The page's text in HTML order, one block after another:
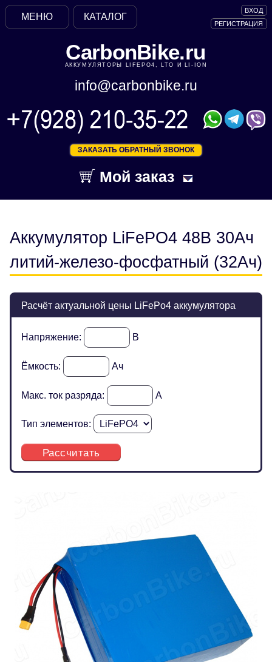
CarbonBike.ru
АККУМУЛЯТОРЫ LIFEPO4, LTO И LI-ION
info@carbonbike.ru
ЗАКАЗАТЬ ОБРАТНЫЙ ЗВОНОК
Мой заказ
ВХОД
РЕГИСТРАЦИЯ
КАТАЛОГ
МЕНЮ
Аккумулятор LiFePO4 48В 30Ач
литий-железо-фосфатный (32Ач)
Расчёт актуальной цены LiFePo4 аккумулятора
Напряжение: В
Ёмкость: Ач
Макс. ток разряда: А
Тип элементов:
Рассчитать